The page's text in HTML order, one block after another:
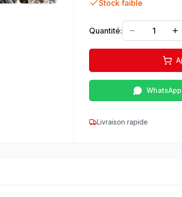
Stock faible
Quantité: 1
WhatsApp
Livraison rapide